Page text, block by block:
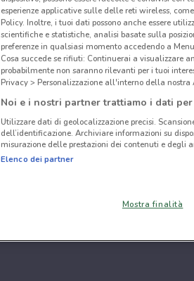
esperienze applicative sulle delle reti wireless,
Policy. Inoltre, i tuoi dati possono anche essere
scientifiche e statistiche, analisi basate sulla
preferenze in qualsiasi momento accedendo a
Cosa succede se rifiuti: Continuerai a visualizzare
probabilmente non saranno rilevanti per i tuoi
Privacy > Personalizzazione all'interno della nostra
Noi e i nostri partner trattiamo i dati
Utilizzare dati di geolocalizzazione precisi.
dell’identificazione. Archiviare informazioni su
misurazione delle prestazioni dei contenuti e degli
Elenco dei partner
Mostra finalità